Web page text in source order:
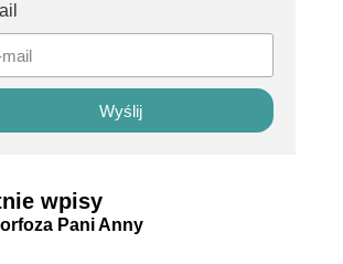
Wyślij
wpisy
Pani Anny